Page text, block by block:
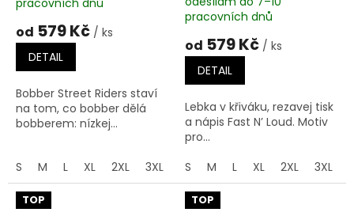
hodnocení
je
5,0
hvězdiček.
od 579 Kč / ks
DETAIL
Bobber Street Riders staví
na tom, co bobber dělá
bobberem: nízkej...
S M L XL 2XL 3XL 4XL 5XL
pracovních dnů
od 579 Kč / ks
DETAIL
Lebka v křiváku, rezavej tisk
a nápis Fast N’ Loud. Motiv
pro...
S
M L XL 2XL 3XL
TOP TOP